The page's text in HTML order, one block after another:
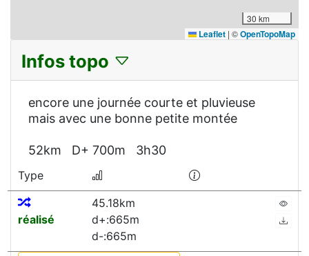
30 km
Leaflet | ©OpenTopoMap
Infos topo
encore une journée courte et pluvieuse
mais avec une bonne petite montée
52km D+ 700m 3h30
Type
réalisé
45.18km
d+:665m
d-:665m